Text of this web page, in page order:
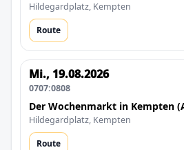
Hildegardplatz, Kempten
Route
Mi., 19.08.2026
0707:0808
Der Wochenmarkt in Kempten
Hildegardplatz, Kempten
Route